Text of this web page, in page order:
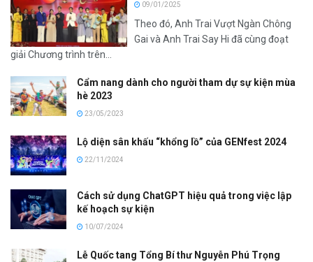
09/01/2025
Theo đó, Anh Trai Vượt Ngàn Chông
Gai và Anh Trai Say Hi đã cùng đoạt
giải Chương trình trên...
Cẩm nang dành cho người tham dự sự kiện mùa
hè 2023
23/05/2023
Lộ diện sân khấu “khổng lồ” của GENfest 2024
22/11/2024
Cách sử dụng ChatGPT hiệu quả trong việc lập
kế hoạch sự kiện
10/07/2024
Lễ Quốc tang Tổng Bí thư Nguyễn Phú Trọng